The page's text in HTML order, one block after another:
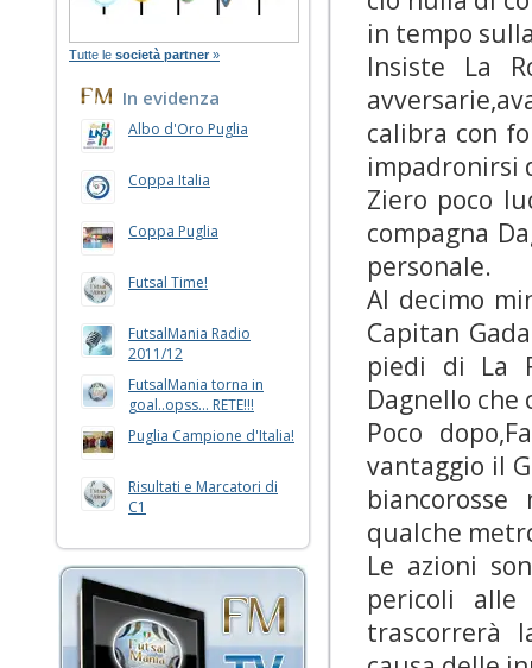
Tutte le società partner »
In evidenza
Albo d'Oro Puglia
Coppa Italia
Coppa Puglia
Futsal Time!
FutsalMania Radio
2011/12
FutsalMania torna in
goal..opss... RETE!!!
Puglia Campione d'Italia!
Risultati e Marcatori di
C1
in tempo
Insiste La
calibra con
impadronirsi
Ziero poco
compagna
personale.
Al decimo
Capitan
piedi di La
Dagnello
Poco
vantaggio il
qualche
Le azioni
pericoli alle
trascorrerà